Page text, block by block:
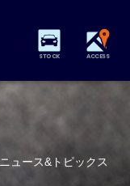
STOCK ACCESS
ニュース&トピックス